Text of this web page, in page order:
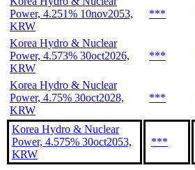
Korea Hydro & Nuclear
Power, 4.29% 10nov2043,
KRW
***
Korea Hydro & Nuclear
Power, 4.251% 10nov2053,
KRW
***
Korea Hydro & Nuclear
Power, 4.573% 30oct2026,
KRW
***
Korea Hydro & Nuclear
Power, 4.75% 30oct2028,
KRW
***